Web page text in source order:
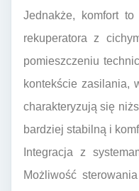
Jednakże, komfort
rekuperatora z
pomieszczeniu
kontekście zasilania,
charakteryzują się
bardziej stabilną i
Integracja z
Możliwość